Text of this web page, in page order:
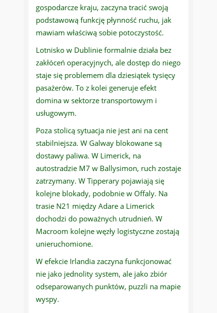
gospodarcze kraju, zaczyna tracić swoją
podstawową funkcję płynność ruchu, jak
mawiam właściwą sobie potoczystość.
Lotnisko w Dublinie formalnie działa bez
zakłóceń operacyjnych, ale dostęp do niego
staje się problemem dla dziesiątek tysięcy
pasażerów. To z kolei generuje efekt
domina w sektorze transportowym i
usługowym.
Poza stolicą sytuacja nie jest ani na cent
stabilniejsza. W Galway blokowane są
dostawy paliwa. W Limerick, na
autostradzie M7 w Ballysimon, ruch zostaje
zatrzymany. W Tipperary pojawiają się
kolejne blokady, podobnie w Offaly. Na
trasie N21 między Adare a Limerick
dochodzi do poważnych utrudnień. W
Macroom kolejne węzły logistyczne zostają
unieruchomione.
W efekcie Irlandia zaczyna funkcjonować
nie jako jednolity system, ale jako zbiór
odseparowanych punktów, puzzli na mapie
wyspy.